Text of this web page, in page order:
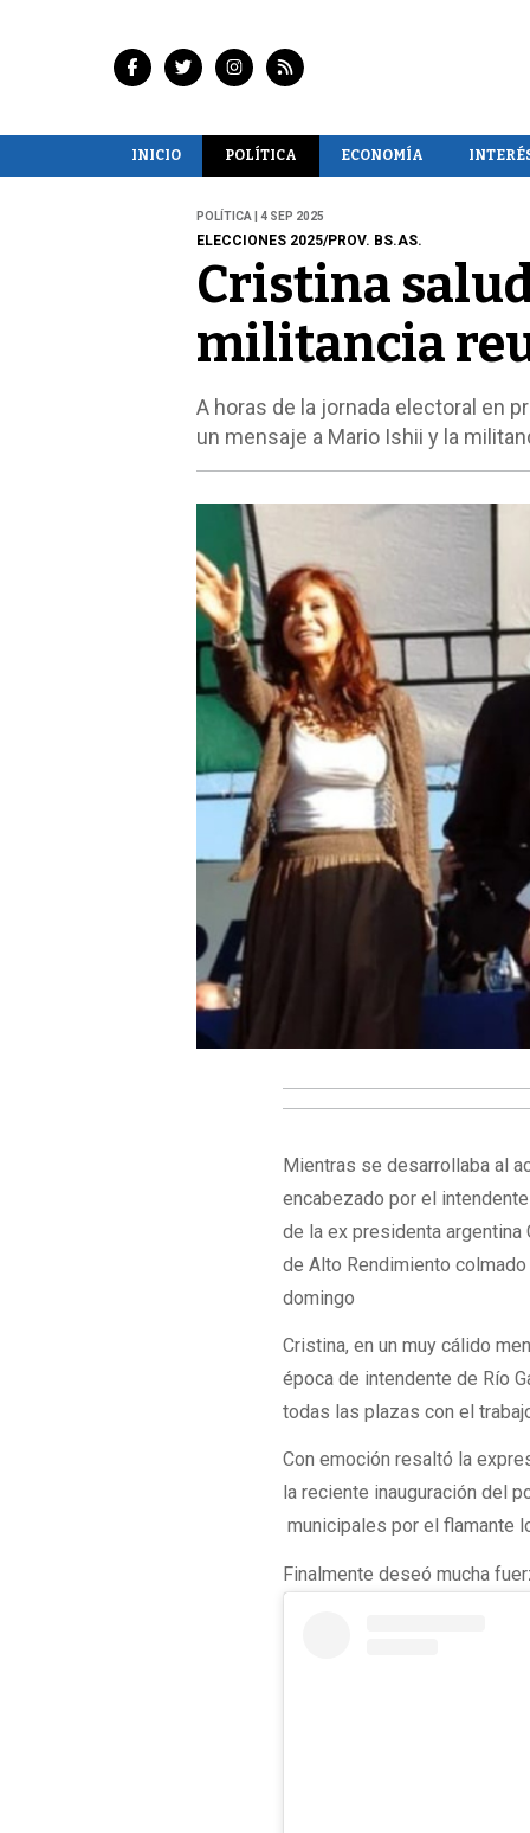
INICIO POLÍTICA ECONOMÍA
POLÍTICA | 4 SEP 2025
ELECCIONES 2025/PROV. BS.AS.
Cristina
militancia
A horas de la jornada electoral en
un mensaje a Mario Ishii y la
Mientras se desarrollaba al
encabezado por el
de la ex presidenta
de Alto Rendimiento
domingo
Cristina, en un muy cálido
época de intendente de Río
todas las plazas con el
Con emoción resaltó la
la reciente inauguración del
municipales por el flamante
Finalmente deseó mucha